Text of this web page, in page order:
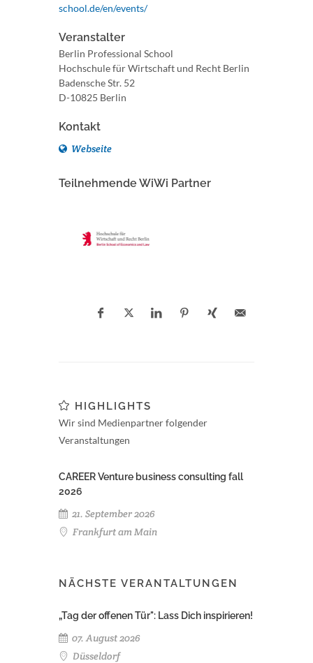
school.de/en/events/
Veranstalter
Berlin Professional School
Hochschule für Wirtschaft und Recht Berlin
Badensche Str. 52
D-10825 Berlin
Kontakt
Webseite
Teilnehmende WiWi Partner
HIGHLIGHTS
Wir sind Medienpartner folgender
Veranstaltungen
CAREER Venture business consulting fall
2026
21. September 2026
Frankfurt am Main
NÄCHSTE VERANTALTUNGEN
„Tag der offenen Tür": Lass Dich inspirieren!
07. August 2026
Düsseldorf